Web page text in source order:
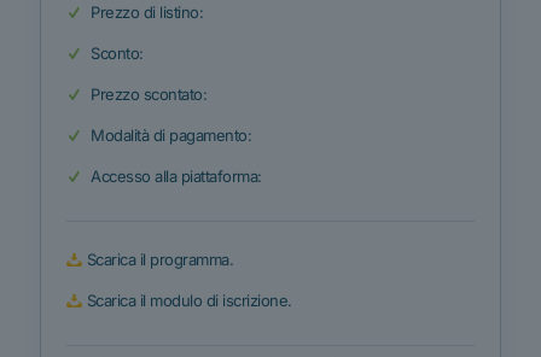
Prezzo di listino:
Sconto:
Prezzo scontato:
Modalità di pagamento:
Accesso alla piattaforma:
Scarica il programma.
Scarica il modulo di iscrizione.